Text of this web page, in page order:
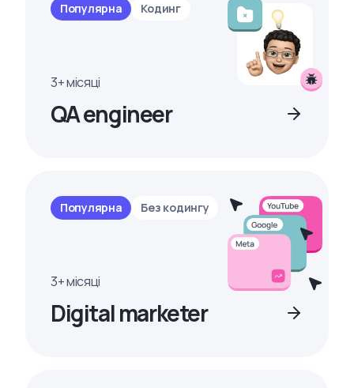
Популярна Кодинг
3+ місяці
QA engineer
Популярна Без кодингу
3+ місяці
Digital marketer